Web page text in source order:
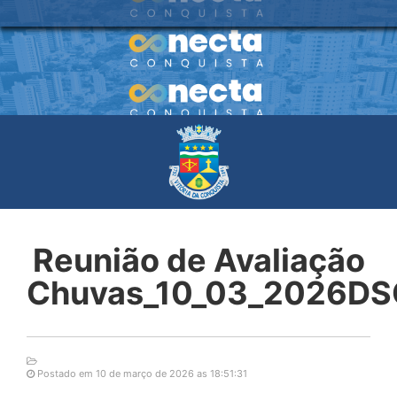
Reunião de Avaliação
Postado em 10 de março de 2026 as 18:51:31